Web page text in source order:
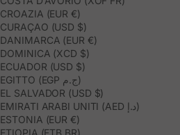
CROAZIA (EUR €)
CURAÇAO (USD $)
DANIMARCA (EUR €)
DOMINICA (XCD $)
ECUADOR (USD $)
EGITTO (EGP ج.م)
EL SALVADOR (USD $)
EMIRATI ARABI UNITI (AED د.إ)
ESTONIA (EUR €)